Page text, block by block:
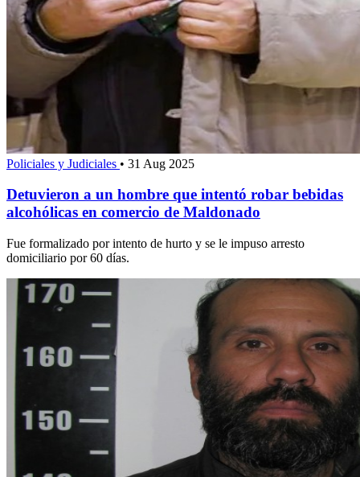
Policiales y Judiciales • 31 Aug 2025
Detuvieron a un hombre que intentó robar bebidas
alcohólicas en comercio de Maldonado
Fue formalizado por intento de hurto y se le impuso arresto
domiciliario por 60 días.